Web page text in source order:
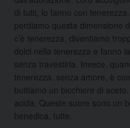
di tutti, lo fanno con
perdiamo questa dimensione
c’è tenerezza, diventiamo
dolci nella tenerezza e fanno
senza travestirla. Invece,
tenerezza, senza amore, è
buttiamo un bicchiere di
acida. Queste suore sono un
benedica, tutte.